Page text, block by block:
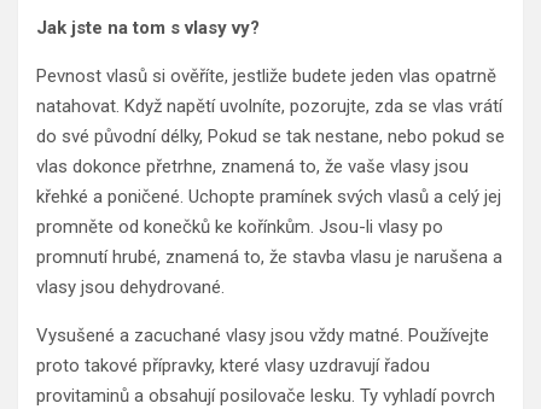
Jak jste na tom s vlasy vy?
Pevnost vlasů si ověříte, jestliže budete jeden vlas opatrně
natahovat. Když napětí uvolníte, pozorujte, zda se vlas vrátí
do své původní délky, Pokud se tak nestane, nebo pokud se
vlas dokonce přetrhne, znamená to, že vaše vlasy jsou
křehké a poničené. Uchopte pramínek svých vlasů a celý jej
promněte od konečků ke kořínkům. Jsou-li vlasy po
promnutí hrubé, znamená to, že stavba vlasu je narušena a
vlasy jsou dehydrované.
Vysušené a zacuchané vlasy jsou vždy matné. Používejte
proto takové přípravky, které vlasy uzdravují řadou
provitaminů a obsahují posilovače lesku. Ty vyhladí povrch